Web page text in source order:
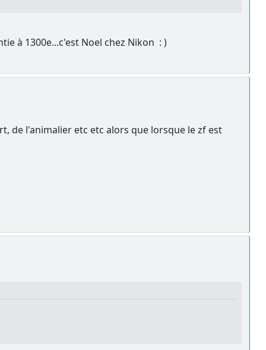
à 1300e...c'est Noel chez Nikon : )
de l'animalier etc etc alors que lorsque le zf est